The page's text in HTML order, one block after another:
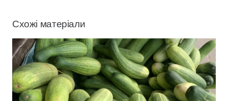
Схожі матеріали